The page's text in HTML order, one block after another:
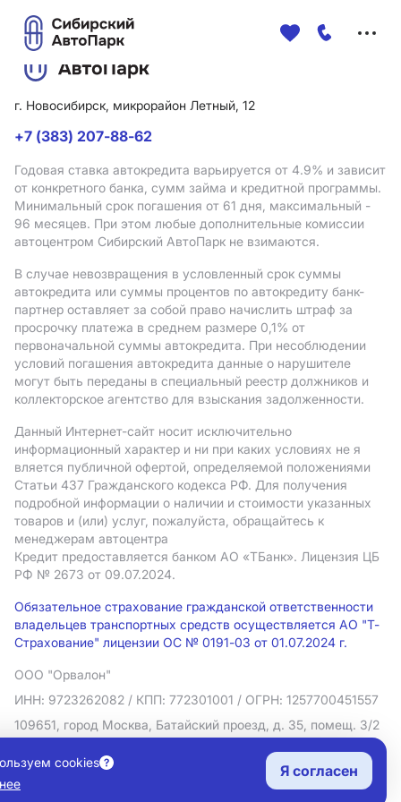
г. Новосибирск, микрорайон Летный, 12
+7 (383) 207-88-62
Годовая ставка автокредита варьируется от 4.9% и зависит
от конкретного банка, сумм займа и кредитной программы.
Минимальный срок погашения от 61 дня, максимальный -
96 месяцев. При этом любые дополнительные комиссии
автоцентром Сибирский АвтоПарк не взимаются.
В случае невозвращения в условленный срок суммы
автокредита или суммы процентов по автокредиту банк-
партнер оставляет за собой право начислить штраф за
просрочку платежа в среднем размере 0,1% от
первоначальной суммы автокредита. При несоблюдении
условий погашения автокредита данные о нарушителе
могут быть переданы в специальный реестр должников и
коллекторское агентство для взыскания задолженности.
Данный Интернет-сайт носит исключительно
информационный характер и ни при каких условиях не я
вляется публичной офертой, определяемой положениями
Статьи 437 Гражданского кодекса РФ. Для получения
подробной информации о наличии и стоимости указанных
товаров и (или) услуг, пожалуйста, обращайтесь к
менеджерам автоцентра
Кредит предоставляется банком АO «ТБанк». Лицензия ЦБ
РФ № 2673 от 09.07.2024.
Обязательное страхование гражданской ответственности
владельцев транспортных средств осуществляется АО "Т-
Страхование" лицензии ОС № 0191-03 от 01.07.2024 г.
ООО "Орвалон"
ИНН: 9723262082 / КПП: 772301001 / ОГРН: 1257700451557
109651, город Москва, Батайский проезд, д. 35, помещ. 3/2
Политика в отношении обработки персональных данных
Согласие на рекламную рассылку
Правовая информация
cookies
Я согласен